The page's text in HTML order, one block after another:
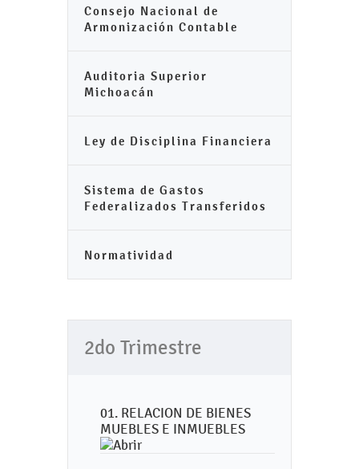
Consejo Nacional de
Armonización Contable
Auditoria Superior
Michoacán
Ley de Disciplina Financiera
Sistema de Gastos
Federalizados Transferidos
Normatividad
2do Trimestre
01. RELACION DE BIENES
MUEBLES E INMUEBLES